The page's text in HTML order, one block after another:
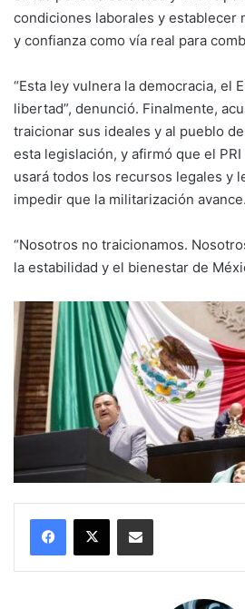
condiciones laborales y establecer
y confianza como vía real para
“Esta ley vulnera la democracia, el
libertad”, denunció. Finalmente,
traicionar sus ideales y al pueblo
esta legislación, y afirmó que el
usará todos los recursos legales y
impedir que la militarización avance.
“Nosotros no traicionamos.
la estabilidad y el bienestar de
Compartir por correo electrónico